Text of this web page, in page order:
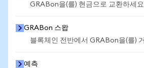
GRABon을(를) 현금으로 교환하세
GRABon 스왑
블록체인 전반에서 GRABon을(를)
예측